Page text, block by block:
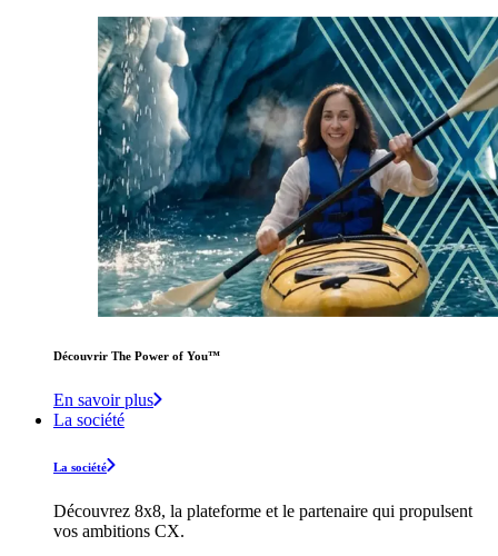
Découvrir The Power of You™️
En savoir plus
La société
La société
Découvrez 8x8, la plateforme et le partenaire qui propulsent
vos ambitions CX.